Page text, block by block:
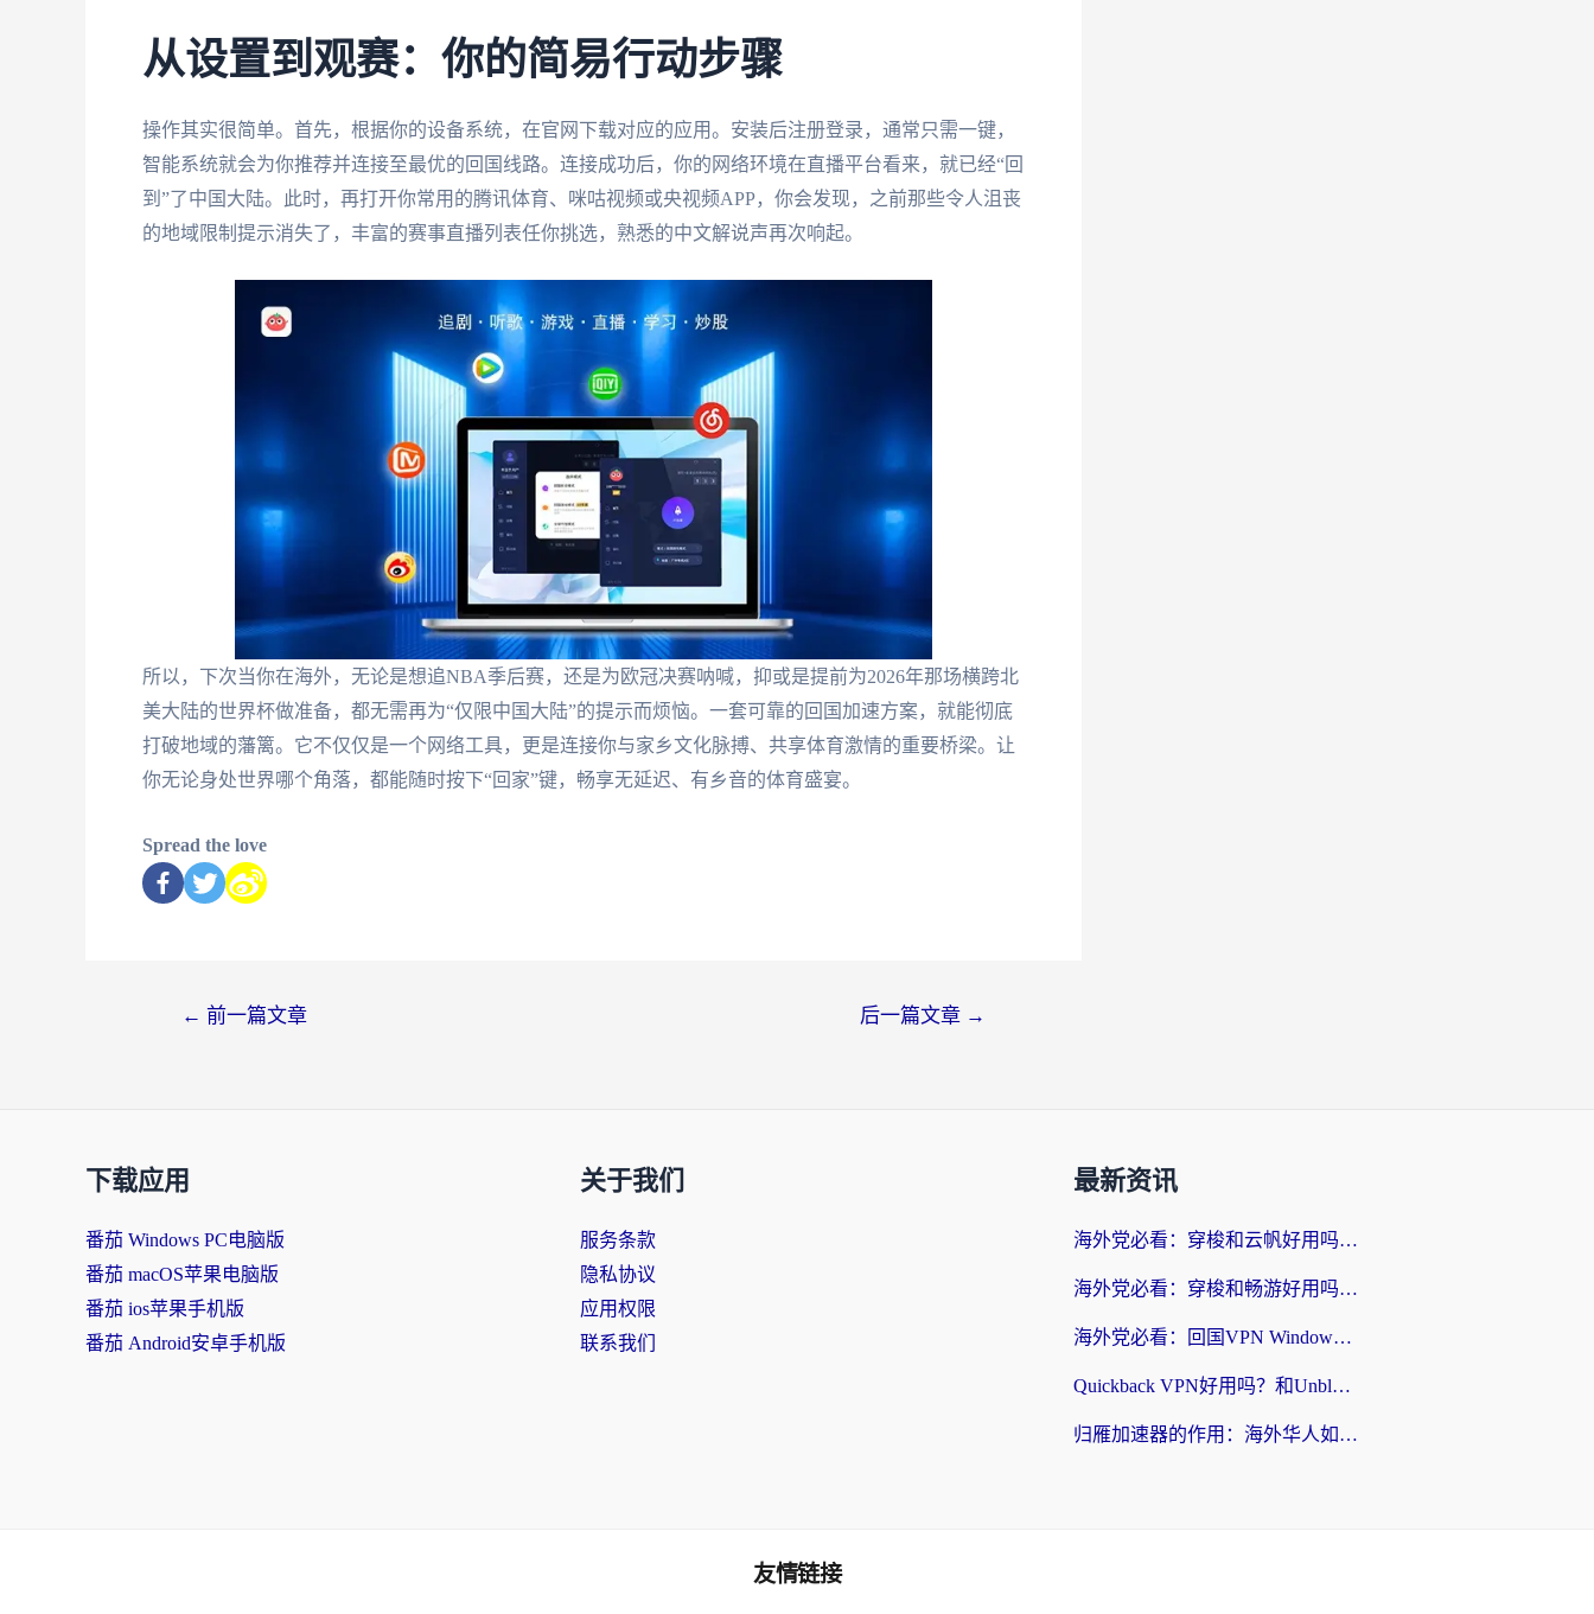
从设置到观赛：你的简易行动步骤
操作其实很简单。首先，根据你的设备系统，在官网下载对应的应用。安装后注册登录，通常只需一键，
智能系统就会为你推荐并连接至最优的回国线路。连接成功后，你的网络环境在直播平台看来，就已经“回
到”了中国大陆。此时，再打开你常用的腾讯体育、咪咕视频或央视频APP，你会发现，之前那些令人沮丧
的地域限制提示消失了，丰富的赛事直播列表任你挑选，熟悉的中文解说声再次响起。
所以，下次当你在海外，无论是想追NBA季后赛，还是为欧冠决赛呐喊，抑或是提前为2026年那场横跨北
美大陆的世界杯做准备，都无需再为“仅限中国大陆”的提示而烦恼。一套可靠的回国加速方案，就能彻底
打破地域的藩篱。它不仅仅是一个网络工具，更是连接你与家乡文化脉搏、共享体育激情的重要桥梁。让
你无论身处世界哪个角落，都能随时按下“回家”键，畅享无延迟、有乡音的体育盛宴。
Spread the love
← 前一篇文章 后一篇文章 →
下载应用
番茄 Windows PC电脑版
番茄 macOS苹果电脑版
番茄 ios苹果手机版
番茄 Android安卓手机版
关于我们
服务条款
隐私协议
应用权限
联系我们
最新资讯
海外党必看：穿梭和云帆好用吗？3招教你选对回国加速器（附PTT翻墙+QuickbackFly2CN对比）
海外党必看：穿梭和畅游好用吗？3步选对回国加速器，无缝刷国内剧玩国服
海外党必看：回国VPN Windows版怎么选？3步找到最适合你的无缝访问方案
Quickback VPN好用吗？和Unblock YoukuVPN对比哪个回国效果更好？海外党无缝访问国内资源的实用指南
归雁加速器的作用：海外华人如何突破地域限制，无缝拥抱国内资源？
友情链接